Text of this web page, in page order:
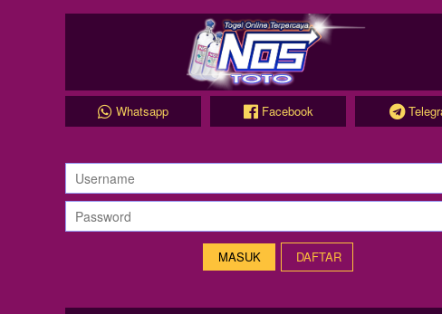
Whatsapp Facebook
DAFTAR